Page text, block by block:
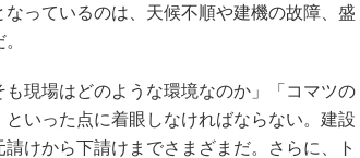
っているのは、天候不順や建機の故障、盛
現場はどのような環境なのか」「コマツの
いった点に着眼しなければならない。建設
けから下請けまでさまざまだ。さらに、ト